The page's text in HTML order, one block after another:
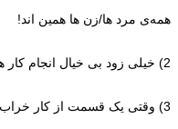
همه‌ی مرد ها/زن ها همین اند!
2) خیلی زود بی خیال انجام کار ها می‌شویم و فوراً کار ها را ول می‌کنیم!
3) وقتی یک قسمت از کار